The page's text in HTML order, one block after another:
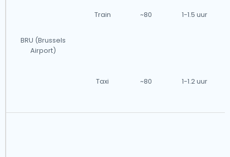
BRU (Brussels
Airport)
Train ~80 1-1.5 uur
Taxi ~80 1-1.2 uur